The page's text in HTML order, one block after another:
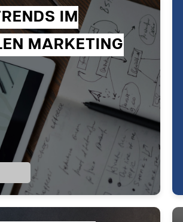
IM
MARKETING